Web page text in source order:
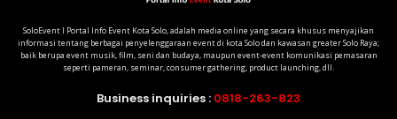
SoloEvent I Portal Info Event Kota Solo, adalah media online yang secara khusus menyajikan
informasi tentang berbagai penyelenggaraan event di kota Solo dan kawasan greater Solo Raya;
baik berupa event musik, film, seni dan budaya, maupun event-event komunikasi pemasaran
seperti pameran, seminar, consumer gathering, product launching, dll.
Business inquiries : 0818-263-823